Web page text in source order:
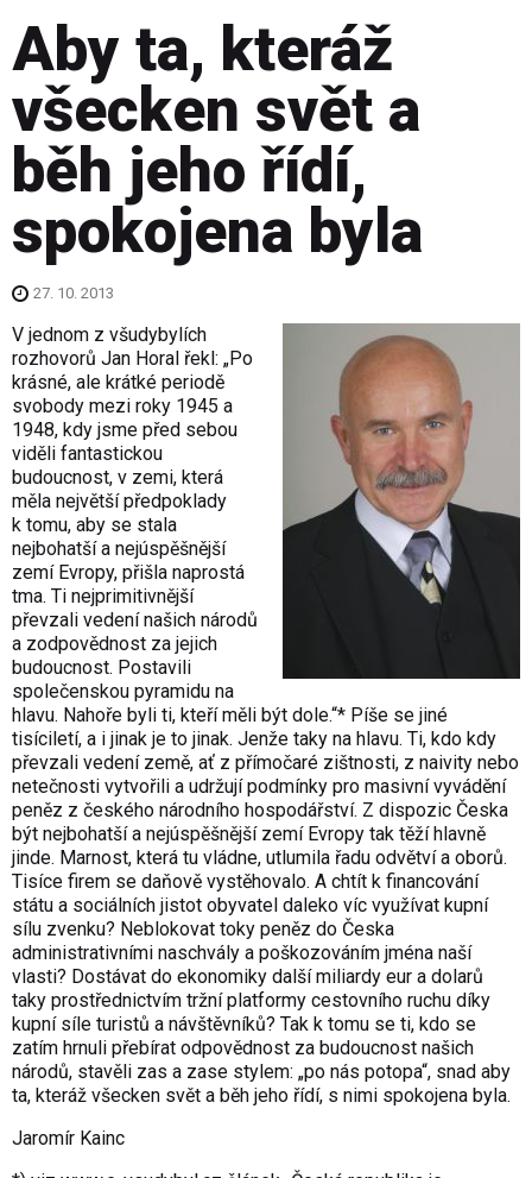
Aby ta, kteráž
všecken svět a
běh jeho řídí,
spokojena byla
27. 10. 2013
V jednom z všudybylích
rozhovorů Jan Horal řekl: „Po
krásné, ale krátké periodě
svobody mezi roky 1945 a
1948, kdy jsme před sebou
viděli fantastickou
budoucnost, v zemi, která
měla největší předpoklady
k tomu, aby se stala
nejbohatší a nejúspěšnější
zemí Evropy, přišla naprostá
tma. Ti nejprimitivnější
převzali vedení našich národů
a zodpovědnost za jejich
budoucnost. Postavili
společenskou pyramidu na
hlavu. Nahoře byli ti, kteří měli být dole.“* Píše se jiné
tisíciletí, a i jinak je to jinak. Jenže taky na hlavu. Ti, kdo kdy
převzali vedení země, ať z přímočaré zištnosti, z naivity nebo
netečnosti vytvořili a udržují podmínky pro masivní vyvádění
peněz z českého národního hospodářství. Z dispozic Česka
být nejbohatší a nejúspěšnější zemí Evropy tak těží hlavně
jinde. Marnost, která tu vládne, utlumila řadu odvětví a oborů.
Tisíce firem se daňově vystěhovalo. A chtít k financování
státu a sociálních jistot obyvatel daleko víc využívat kupní
sílu zvenku? Neblokovat toky peněz do Česka
administrativními naschvály a poškozováním jména naší
vlasti? Dostávat do ekonomiky další miliardy eur a dolarů
taky prostřednictvím tržní platformy cestovního ruchu díky
kupní síle turistů a návštěvníků? Tak k tomu se ti, kdo se
zatím hrnuli přebírat odpovědnost za budoucnost našich
národů, stavěli zas a zase stylem: „po nás potopa“, snad aby
ta, kteráž všecken svět a běh jeho řídí, s nimi spokojena byla.
Jaromír Kainc